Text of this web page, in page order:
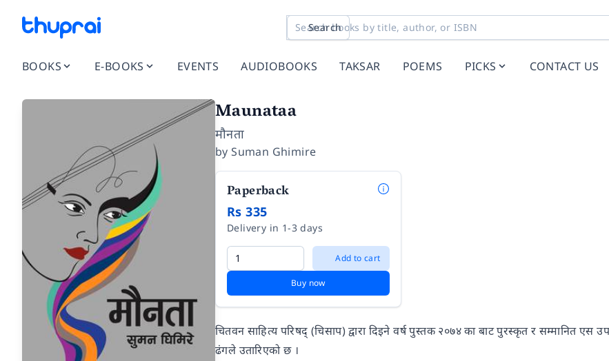
Search
BOOKS E-BOOKS EVENTS AUDIOBOOKS TAKSAR POEMS PICKS CONTACT US
Maunataa
मौनता
bySuman Ghimire
Paperback
Rs 335
Delivery in 1-3 days
Add to cart
Buy now
चितवन साहित्य परिषद् (चिसाप) द्वारा दिइने वर्ष पुस्तक २०७४ का बाट पुरस्कृत र सम्मानित एस
ढंगले उतारिएको छ ।